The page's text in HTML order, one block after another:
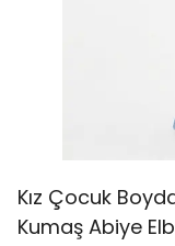
Kız Çocuk
Kumaş Abiye